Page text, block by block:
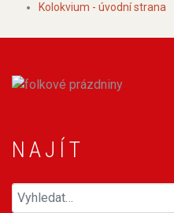
Kolokvium - úvodní strana
NAJÍT